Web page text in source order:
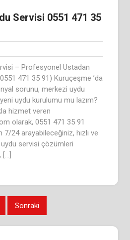
Servisi 0551 471 35
– Profesyonel Ustadan
471 35 91) Kuruçeşme ’da
sorunu, merkezi uydu
uydu kurulumu mu lazım?
hizmet veren
olarak, 0551 471 35 91
7/24 arayabileceğiniz, hızlı ve
servisi çözümleri
Sonraki